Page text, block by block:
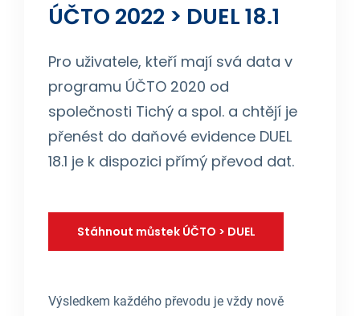
ÚČTO 2022 > DUEL 18.1
Pro uživatele, kteří mají svá data v
programu ÚČTO 2020 od
společnosti Tichý a spol. a chtějí je
přenést do daňové evidence DUEL
18.1 je k dispozici přímý převod dat.
Stáhnout můstek ÚČTO > DUEL
Výsledkem každého převodu je vždy nově